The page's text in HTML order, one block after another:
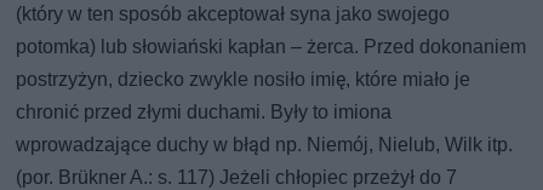
(który w ten sposób akceptował syna jako swojego
potomka) lub słowiański kapłan – żerca. Przed dokonaniem
postrzyżyn, dziecko zwykle nosiło imię, które miało je
chronić przed złymi duchami. Były to imiona
wprowadzające duchy w błąd np. Niemój, Nielub, Wilk itp.
(por. Brükner A.: s. 117) Jeżeli chłopiec przeżył do 7